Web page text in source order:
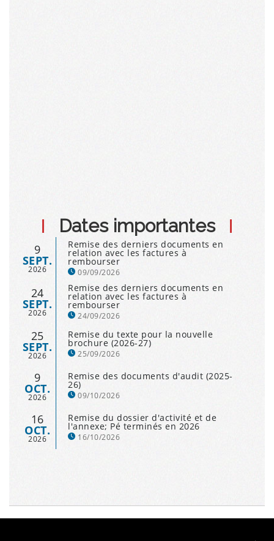
Dates importantes
9
SEPT.
2026
Remise des derniers documents en
relation avec les factures à
rembourser
09/09/2026
24
SEPT.
2026
Remise des derniers documents en
relation avec les factures à
rembourser
24/09/2026
25
SEPT.
2026
Remise du texte pour la nouvelle
brochure (2026-27)
25/09/2026
9
OCT.
2026
Remise des documents d'audit (2025-
26)
09/10/2026
16
OCT.
2026
Remise du dossier d'activité et de
l'annexe; Pé terminés en 2026
16/10/2026